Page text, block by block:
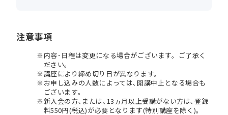
注意事項
内容･日程は変更になる場合がございます。ご了承く
ださい。
講座により締め切り日が異なります。
お申し込みの人数によっては､開講中止となる場合も
ございます。
新入会の方､または､13ヵ月以上受講がない方は､登録
料550円(税込)が必要となります(特別講座を除く)。